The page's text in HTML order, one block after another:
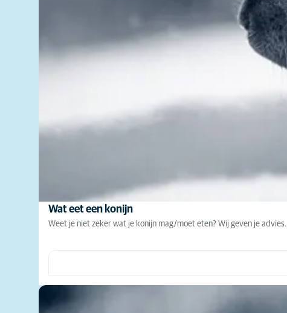
Wat eet een konijn
Weet je niet zeker wat je konijn mag/moet eten? Wij geven je advies.